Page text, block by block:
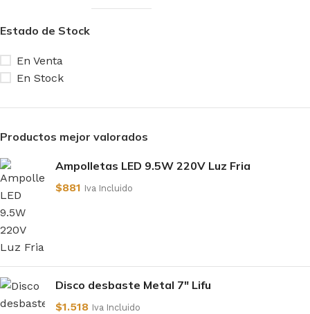
Estado de Stock
En Venta
En Stock
Productos mejor valorados
Ampolletas LED 9.5W 220V Luz Fria
$881 Iva Incluido
Disco desbaste Metal 7" Lifu
$1.518 Iva Incluido